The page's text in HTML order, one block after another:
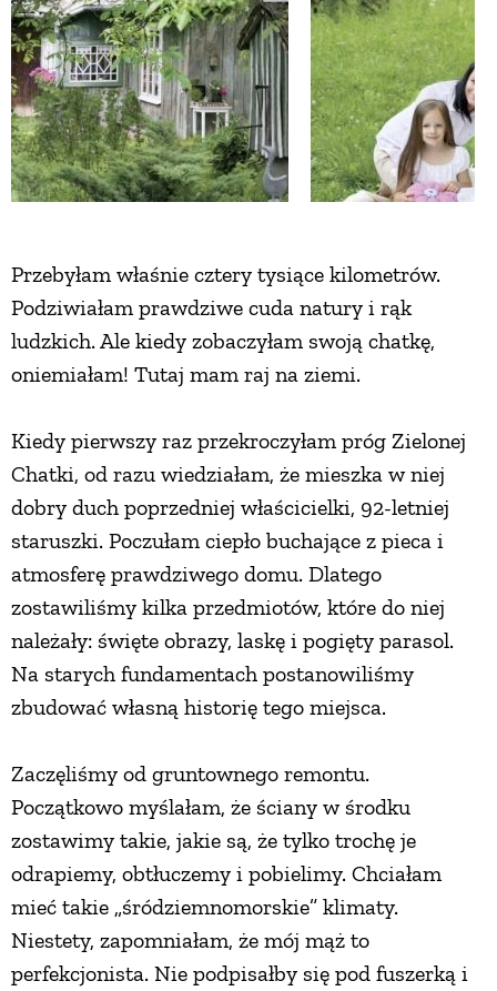
Przebyłam właśnie cztery tysiące kilometrów.
Podziwiałam prawdziwe cuda natury i rąk
ludzkich. Ale kiedy zobaczyłam swoją chatkę,
oniemiałam! Tutaj mam raj na ziemi.
Kiedy pierwszy raz przekroczyłam próg Zielonej
Chatki, od razu wiedziałam, że mieszka w niej
dobry duch poprzedniej właścicielki, 92-letniej
staruszki. Poczułam ciepło buchające z pieca i
atmosferę prawdziwego domu. Dlatego
zostawiliśmy kilka przedmiotów, które do niej
należały: święte obrazy, laskę i pogięty parasol.
Na starych fundamentach postanowiliśmy
zbudować własną historię tego miejsca.
Zaczęliśmy od gruntownego remontu.
Początkowo myślałam, że ściany w środku
zostawimy takie, jakie są, że tylko trochę je
odrapiemy, obtłuczemy i pobielimy. Chciałam
mieć takie „śródziemnomorskie” klimaty.
Niestety, zapomniałam, że mój mąż to
perfekcjonista. Nie podpisałby się pod fuszerką i